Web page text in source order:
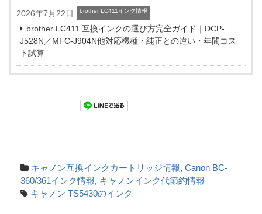
2026年7月22日 brother LC411インク情報
brother LC411 互換インクの選び方完全ガイド｜DCP-
J528N／MFC-J904N他対応機種・純正との違い・年間コス
ト試算
キャノン互換インクカートリッジ情報, Canon BC-
360/361インク情報, キャノンインク代節約情報
キャノン TS5430のインク